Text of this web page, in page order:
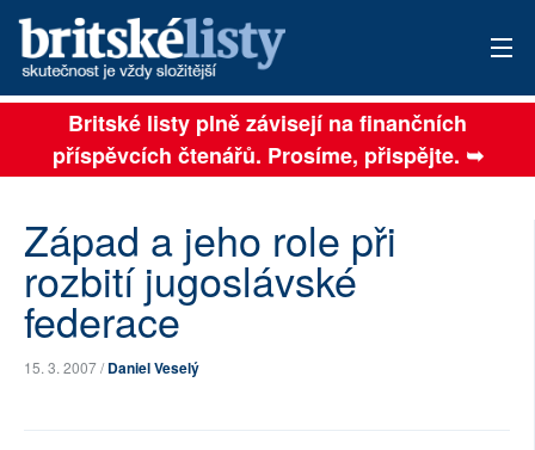
AKTUÁLNÍ VYDÁNÍ
ARCHIV
TÉMATA
AUTOŘI
PŘÍSPĚVKY NA PROVOZ
Britské listy plně závisejí na finančních
příspěvcích čtenářů. Prosíme, přispějte. ➥
Západ a jeho role při
rozbití jugoslávské
federace
15. 3. 2007 /Daniel Veselý